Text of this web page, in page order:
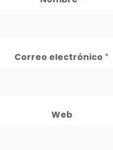
Correo electrónico *
Web